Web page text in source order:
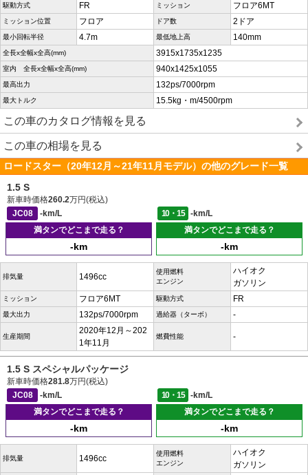
駆動方式 FR ミッション フロア6MT
ミッション位置 フロア ドア数 2ドア
最小回転半径 4.7m 最低地上高 140mm
全長x全幅x全高(mm) 3915x1735x1235
室内 全長x全幅x全高(mm) 940x1425x1055
最高出力 132ps/7000rpm
最大トルク 15.5kg・m/4500rpm
この車のカタログ情報を見る
この車の相場を見る
ロードスター（20年12月～21年11月モデル）の他のグレード一覧
1.5 S
新車時価格260.2万円(税込)
JC08
-km/L 10・15
-km/L
満タンでどこまで走る？
-km
満タンでどこまで走る？
-km
排気量 1496cc
使用燃料
エンジン
ハイオク
ガソリン
ミッション フロア6MT 駆動方式 FR
最大出力 132ps/7000rpm 過給器（ターボ） -
生産期間
2020年12月～202
1年11月
燃費性能 -
1.5 S スペシャルパッケージ
新車時価格281.8万円(税込)
JC08
-km/L 10・15
-km/L
満タンでどこまで走る？
-km
満タンでどこまで走る？
-km
排気量 1496cc
使用燃料
エンジン
ハイオク
ガソリン